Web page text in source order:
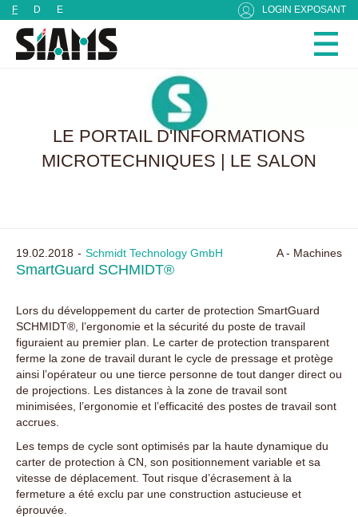
F D E LOGIN EXPOSANT
LE PORTAIL D'INFORMATIONS
MICROTECHNIQUES | LE SALON
19.02.2018 Schmidt Technology GmbH A - Machines
SmartGuard SCHMIDT®
Lors du développement du carter de protection SmartGuard
SCHMIDT®, l’ergonomie et la sécurité du poste de travail
figuraient au premier plan. Le carter de protection transparent
ferme la zone de travail durant le cycle de pressage et protège
ainsi l’opérateur ou une tierce personne de tout danger direct ou
de projections. Les distances à la zone de travail sont
minimisées, l’ergonomie et l’efficacité des postes de travail sont
accrues.
Les temps de cycle sont optimisés par la haute dynamique du
carter de protection à CN, son positionnement variable et sa
vitesse de déplacement. Tout risque d’écrasement à la
fermeture a été exclu par une construction astucieuse et
éprouvée.
Panneau de gestion des cookies